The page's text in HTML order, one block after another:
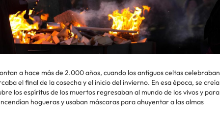
a hace más de 2.000 años, cuando los antiguos celtas celebraban
el final de la cosecha y el inicio del invierno. En esa época, se creía
los espíritus de los muertos regresaban al mundo de los vivos y para
hogueras y usaban máscaras para ahuyentar a las almas